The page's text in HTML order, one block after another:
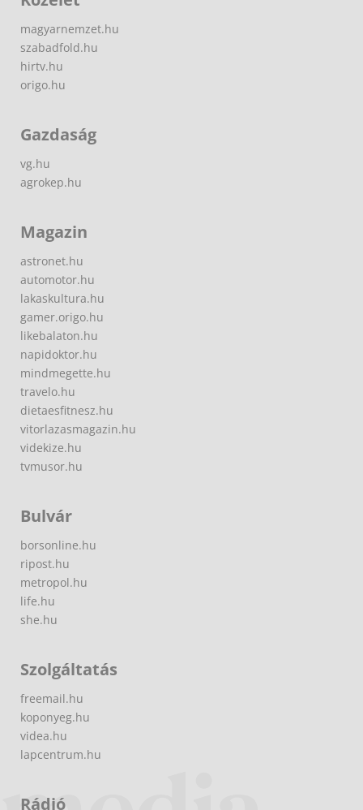
magyarnemzet.hu
szabadfold.hu
hirtv.hu
origo.hu
Gazdaság
vg.hu
agrokep.hu
Magazin
astronet.hu
automotor.hu
lakaskultura.hu
gamer.origo.hu
likebalaton.hu
napidoktor.hu
mindmegette.hu
travelo.hu
dietaesfitnesz.hu
vitorlazasmagazin.hu
videkize.hu
tvmusor.hu
Bulvár
borsonline.hu
ripost.hu
metropol.hu
life.hu
she.hu
Szolgáltatás
freemail.hu
koponyeg.hu
videa.hu
lapcentrum.hu
Rádió